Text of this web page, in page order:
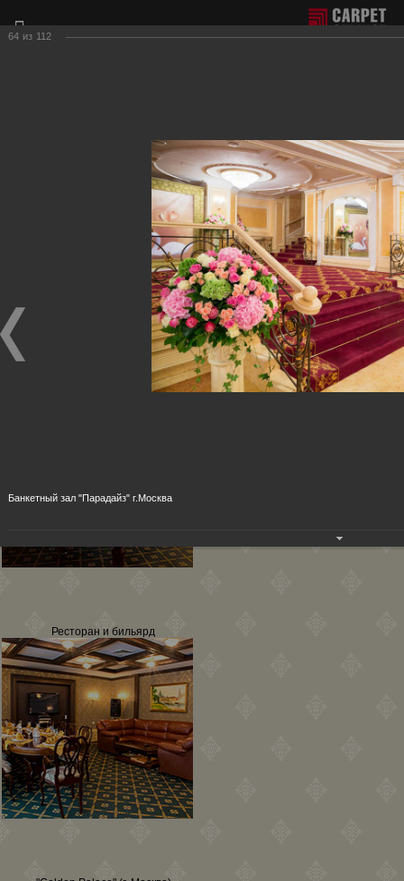
Фотогалерея наших работ по настилу ковролина.
Для получения более подробной информации о нашей
продукции и услугах, пожалуйста, обращайтесь к нашим
менеджерам, которые с радостью ответят на любые
Ваши вопросы и приедут к Вам для демонстрации
образцов ковровых покрытий.
Рестораны, клубы
Фотографии настила
в ресторанах, клубах, развлекательных центрах.
Ресторан и бильярд
Ресторан и бильярд
64 из 112
Банкетный зал "Парадайз" г.Москва